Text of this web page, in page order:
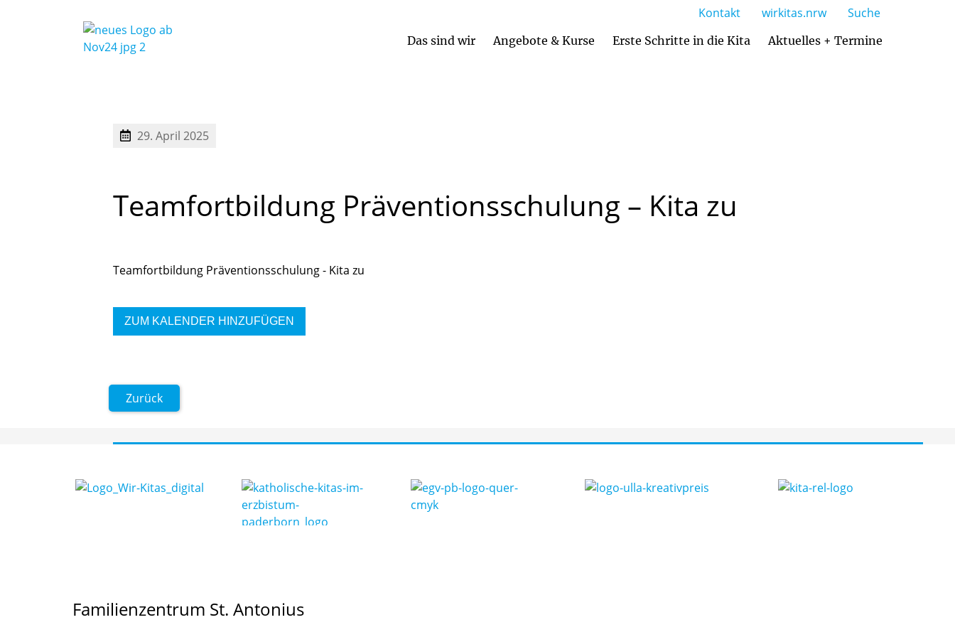
Das sind wir Angebote & Kurse Erste Schritte in die Kita Aktuelles + Termine
Kontakt wirkitas.nrw Suche
29. April 2025
Teamfortbildung Präventionsschulung – Kita zu
Teamfortbildung Präventionsschulung - Kita zu
ZUM KALENDER HINZUFÜGEN
Zurück
Familienzentrum St. Antonius